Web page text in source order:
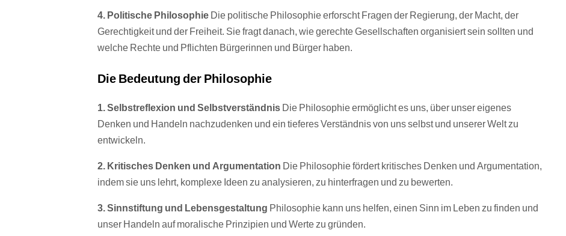
4. Politische Philosophie Die politische Philosophie erforscht Fragen der Regierung, der Macht, der
Gerechtigkeit und der Freiheit. Sie fragt danach, wie gerechte Gesellschaften organisiert sein sollten und
welche Rechte und Pflichten Bürgerinnen und Bürger haben.
Die Bedeutung der Philosophie
1. Selbstreflexion und Selbstverständnis Die Philosophie ermöglicht es uns, über unser eigenes
Denken und Handeln nachzudenken und ein tieferes Verständnis von uns selbst und unserer Welt zu
entwickeln.
2. Kritisches Denken und Argumentation Die Philosophie fördert kritisches Denken und Argumentation,
indem sie uns lehrt, komplexe Ideen zu analysieren, zu hinterfragen und zu bewerten.
3. Sinnstiftung und Lebensgestaltung Philosophie kann uns helfen, einen Sinn im Leben zu finden und
unser Handeln auf moralische Prinzipien und Werte zu gründen.